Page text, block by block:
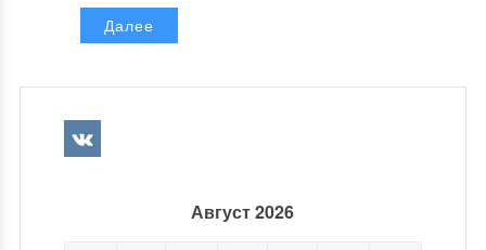
Далее
Август 2026